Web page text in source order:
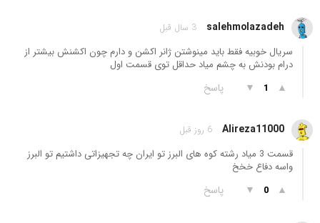
salehmolazadeh 3 سال قبل
سریال خوبیه فقط باید مینوشتن ژانر اکشن و دارم چون اکشنش بیشتر از
درام بودنش به چشم میاد حداقل توی قسمت اول
▲
1
▼ پاسخ
Alireza11000 6 روز قبل
قسمت 3 میاد رشته کوه های البرز تو ایران چه تجهیزاتی داشتیم تو البرز
واسه دفاع خخخ
▲
0
▼ پاسخ